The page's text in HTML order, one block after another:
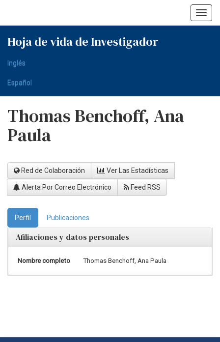
Hoja de vida de Investigador
Inglés
Español
Thomas Benchoff, Ana
Paula
Red de Colaboración Ver Las Estadísticas
Alerta Por Correo Electrónico Feed RSS
Perfil Publicaciones
Afiliaciones y datos personales
Nombre completo Thomas Benchoff, Ana Paula